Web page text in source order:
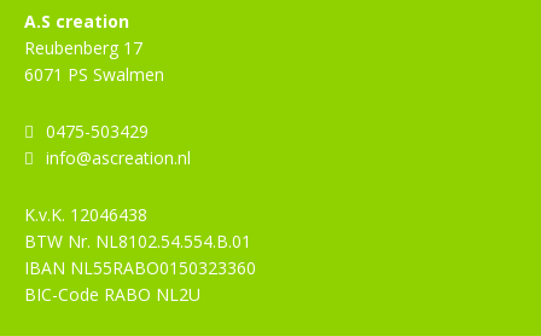
A.S creation
Reubenberg 17
6071 PS Swalmen
0475-503429
info@ascreation.nl
K.v.K. 12046438
BTW Nr. NL8102.54.554.B.01
IBAN NL55RABO0150323360
BIC-Code RABO NL2U